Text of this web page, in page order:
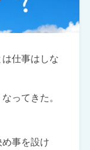
仕事はしな
ってきた。
事を設け